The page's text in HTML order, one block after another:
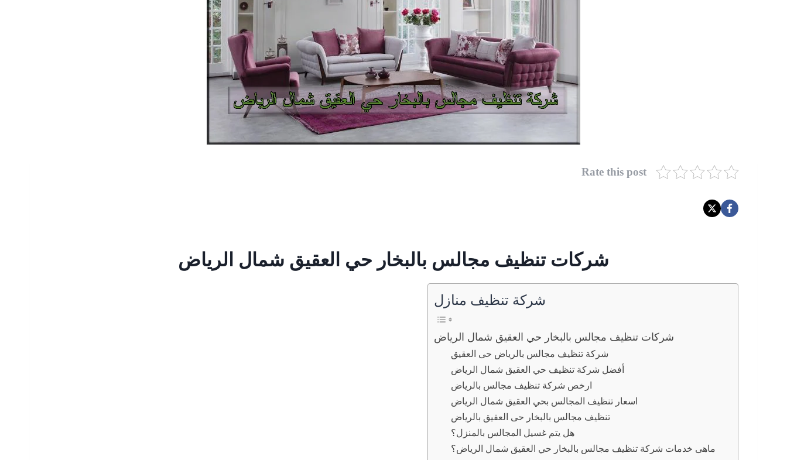
Rate this post
شركات تنظيف مجالس بالبخار حي العقيق شمال الرياض
شركة تنظيف منازل
شركات تنظيف مجالس بالبخار حي العقيق شمال الرياض
شركة تنظيف مجالس بالرياض حى العقيق
أفضل شركة تنظيف حي العقيق شمال الرياض
ارخص شركة تنظيف مجالس بالرياض
اسعار تنظيف المجالس بحي العقيق شمال الرياض
تنظيف مجالس بالبخار حى العقيق بالرياض
هل يتم غسيل المجالس بالمنزل؟
ماهى خدمات شركة تنظيف مجالس بالبخار حي العقيق شمال الرياض؟